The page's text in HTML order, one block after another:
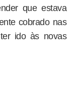
que estava
cobrado nas
ido às novas